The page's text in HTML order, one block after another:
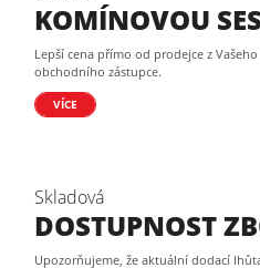
KOMÍNOVOU
Lepší cena přímo od prodejce z
obchodního zástupce.
VÍCE
Skladová
DOSTUPNOST
Upozorňujeme, že aktuální dodací